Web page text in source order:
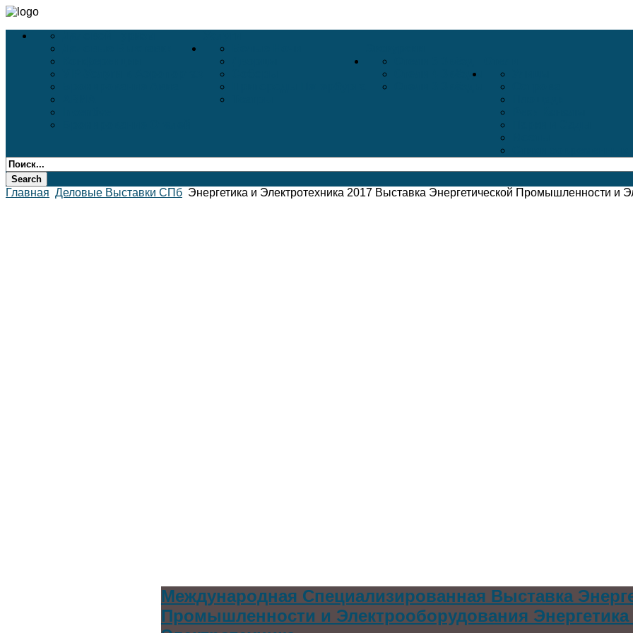
Отели 4 Звёзды
Главная Деловые Выставки СПб Энергетика и Электротехника 2017 Выставка Энергетической Промышленности и
Международная Специализированная Выставка
Промышленности и Электрооборудования Энергетика